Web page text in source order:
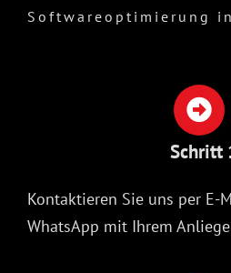
Softwareoptimierung
Schritt
Kontaktieren Sie uns per E-
WhatsApp mit Ihrem